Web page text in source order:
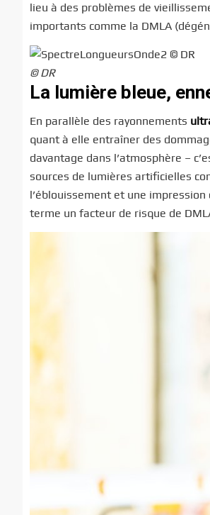
lieu à des problèmes de
importants comme la DMLA
© DR
La lumière bleue,
En parallèle des rayonnements
quant à elle entraîner des
davantage dans l’atmosphère –
sources de lumières artificielles
l’éblouissement et une
terme un facteur de risque de